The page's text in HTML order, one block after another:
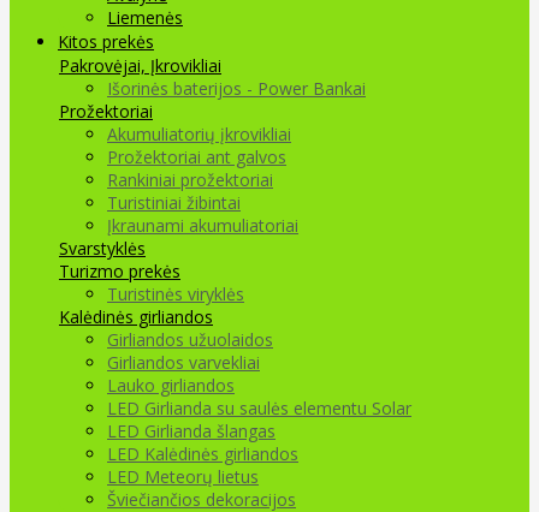
Liemenės
Kitos prekės
Pakrovėjai, Įkrovikliai
Išorinės baterijos - Power Bankai
Prožektoriai
Akumuliatorių įkrovikliai
Prožektoriai ant galvos
Rankiniai prožektoriai
Turistiniai žibintai
Įkraunami akumuliatoriai
Svarstyklės
Turizmo prekės
Turistinės viryklės
Kalėdinės girliandos
Girliandos užuolaidos
Girliandos varvekliai
Lauko girliandos
LED Girlianda su saulės elementu Solar
LED Girlianda šlangas
LED Kalėdinės girliandos
LED Meteorų lietus
Šviečiančios dekoracijos